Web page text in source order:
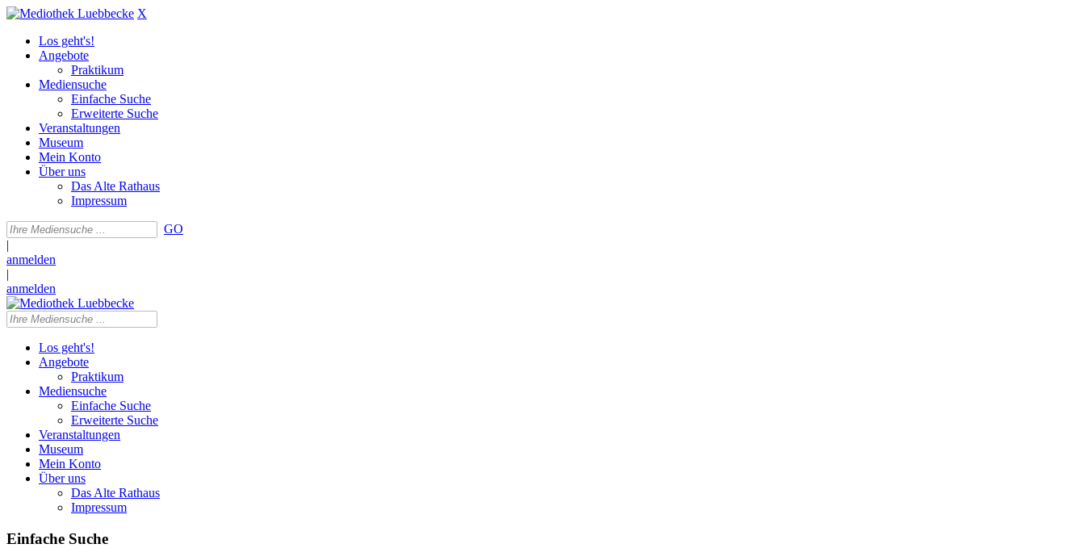
X
Los geht's!
Angebote
Praktikum
Mediensuche
Einfache Suche
Erweiterte Suche
Veranstaltungen
Museum
Mein Konto
Über uns
Das Alte Rathaus
Impressum
GO
|
anmelden
|
anmelden
Los geht's!
Angebote
Praktikum
Mediensuche
Einfache Suche
Erweiterte Suche
Veranstaltungen
Museum
Mein Konto
Über uns
Das Alte Rathaus
Impressum
Einfache Suche